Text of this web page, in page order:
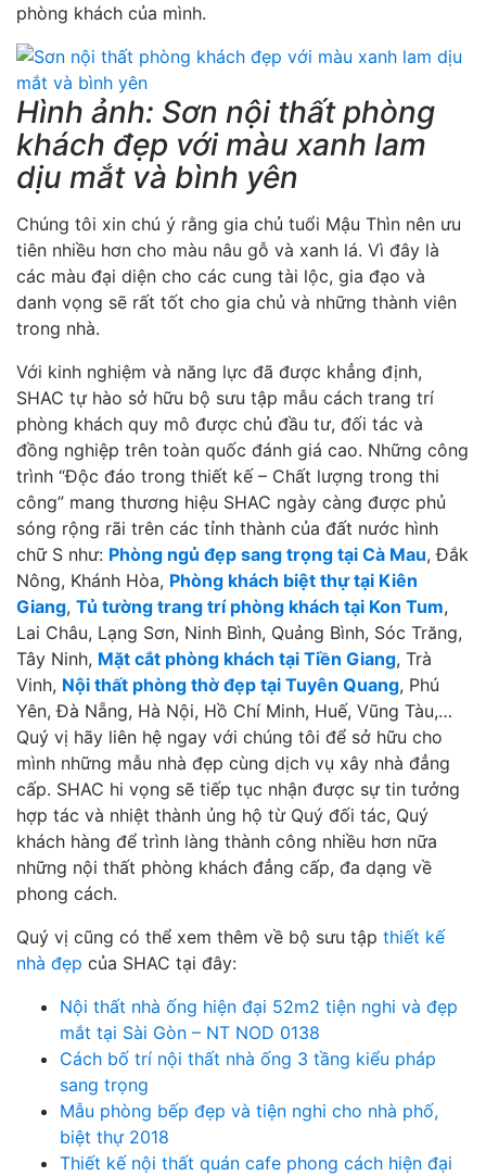
phòng khách của mình.
Hình ảnh: Sơn nội thất phòng
khách đẹp với màu xanh lam
dịu mắt và bình yên
Chúng tôi xin chú ý rằng gia chủ tuổi Mậu Thìn nên ưu
tiên nhiều hơn cho màu nâu gỗ và xanh lá. Vì đây là
các màu đại diện cho các cung tài lộc, gia đạo và
danh vọng sẽ rất tốt cho gia chủ và những thành viên
trong nhà.
Với kinh nghiệm và năng lực đã được khẳng định,
SHAC tự hào sở hữu bộ sưu tập mẫu cách trang trí
phòng khách quy mô được chủ đầu tư, đối tác và
đồng nghiệp trên toàn quốc đánh giá cao. Những công
trình “Độc đáo trong thiết kế – Chất lượng trong thi
công” mang thương hiệu SHAC ngày càng được phủ
sóng rộng rãi trên các tỉnh thành của đất nước hình
chữ S như: Phòng ngủ đẹp sang trọng tại Cà Mau, Đắk
Nông, Khánh Hòa, Phòng khách biệt thự tại Kiên
Giang, Tủ tường trang trí phòng khách tại Kon Tum,
Lai Châu, Lạng Sơn, Ninh Bình, Quảng Bình, Sóc Trăng,
Tây Ninh, Mặt cắt phòng khách tại Tiền Giang, Trà
Vinh, Nội thất phòng thờ đẹp tại Tuyên Quang, Phú
Yên, Đà Nẵng, Hà Nội, Hồ Chí Minh, Huế, Vũng Tàu,…
Quý vị hãy liên hệ ngay với chúng tôi để sở hữu cho
mình những mẫu nhà đẹp cùng dịch vụ xây nhà đẳng
cấp. SHAC hi vọng sẽ tiếp tục nhận được sự tin tưởng
hợp tác và nhiệt thành ủng hộ từ Quý đối tác, Quý
khách hàng để trình làng thành công nhiều hơn nữa
những nội thất phòng khách đẳng cấp, đa dạng về
phong cách.
Quý vị cũng có thể xem thêm về bộ sưu tập thiết kế
nhà đẹp của SHAC tại đây:
Nội thất nhà ống hiện đại 52m2 tiện nghi và đẹp
mắt tại Sài Gòn – NT NOD 0138
Cách bố trí nội thất nhà ống 3 tầng kiểu pháp
sang trọng
Mẫu phòng bếp đẹp và tiện nghi cho nhà phố,
biệt thự 2018
Thiết kế nội thất quán cafe phong cách hiện đại